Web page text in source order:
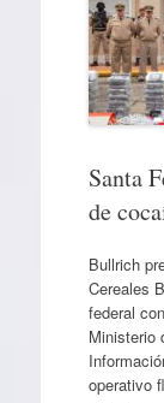
Santa
de
Bullrich
Cereales
federal
Ministerio
operativo